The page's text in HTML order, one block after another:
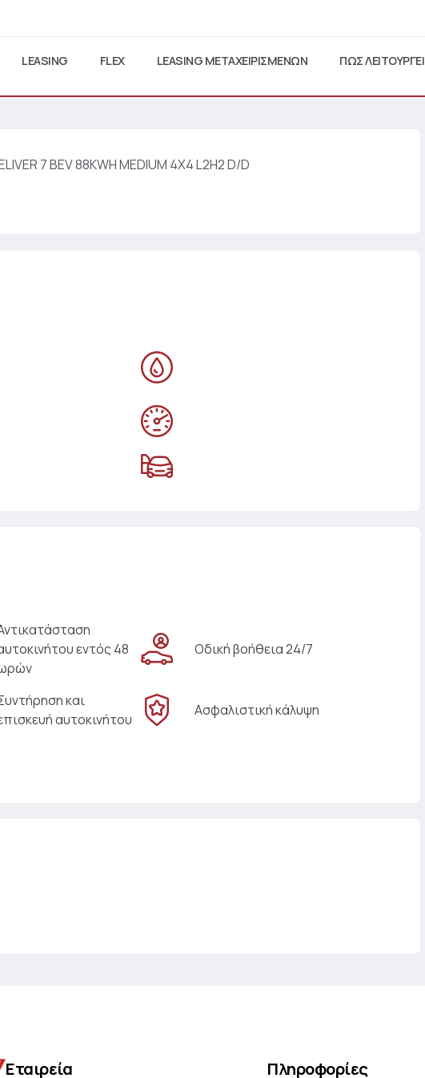
LEASING FLEX LEASING ΜΕΤΑΧΕΙΡΙΣΜΕΝΩΝ ΠΩΣ ΛΕΙΤΟΥΡΓΕΙ
7 BEV 88KWH MEDIUM 4X4 L2H2 D/D
εντός 48
Οδική βοήθεια 24/7
και
αυτοκινήτου
Ασφαλιστική κάλυψη
Εταιρεία Πληροφορίες